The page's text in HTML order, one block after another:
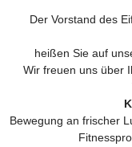
Der Vorstand des
heißen Sie auf
Wir freuen uns über
Bewegung an frischer